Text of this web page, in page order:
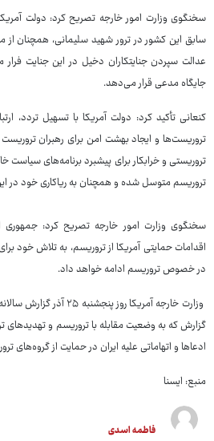
سخنگوی وزارت امور خارجه تصریح کرد: دولت
سابق این کشور در ترور شهید سلیمانی، همچنان از
عدالت سپردن جنایتکاران دخیل در این جنایت
جایگاه مدعی قرار می‌دهد.
کنعانی تأکید کرد: دولت آمریکا با تسهیل تردد،
تروریست‌ها و ایجاد بهشت امن برای رهبران
تروریستی و خرابکار برای پیشبرد برنامه‌های سیاست
تروریسم متوسل شده و همچنان به ریاکاری خود در
سخنگوی وزارت امور خارجه تصریح کرد:
اقدامات حمایتی آمریکا از تروریسم، به تلاش خود
در خصوص تروریسم ادامه خواهد داد.
وزارت خارجه آمریکا روز
گزارش که به وضعیت مقابله با تروریسم و تهدیدهای
ادعاها و اتهاماتی علیه ایران در حمایت از
منبع: ایسنا
فاطمه اسدی